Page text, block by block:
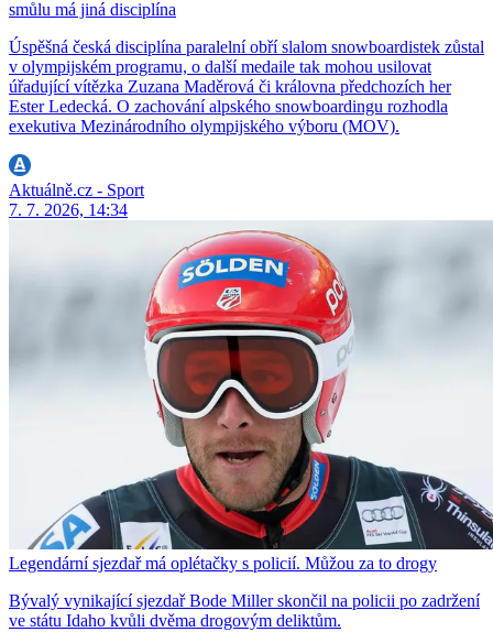
smůlu má jiná disciplína
Úspěšná česká disciplína paralelní obří slalom snowboardistek zůstal
v olympijském programu, o další medaile tak mohou usilovat
úřadující vítězka Zuzana Maděrová či královna předchozích her
Ester Ledecká. O zachování alpského snowboardingu rozhodla
exekutiva Mezinárodního olympijského výboru (MOV).
Aktuálně.cz - Sport
7. 7. 2026, 14:34
Legendární sjezdař má oplétačky s policií. Můžou za to drogy
Bývalý vynikající sjezdař Bode Miller skončil na policii po zadržení
ve státu Idaho kvůli dvěma drogovým deliktům.